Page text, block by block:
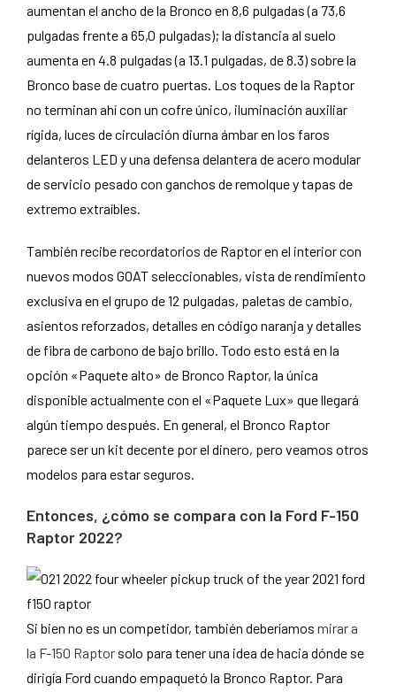
aumentan el ancho de la Bronco en 8,6 pulgadas (a 73,6
pulgadas frente a 65,0 pulgadas); la distancia al suelo
aumenta en 4.8 pulgadas (a 13.1 pulgadas, de 8.3) sobre la
Bronco base de cuatro puertas. Los toques de la Raptor
no terminan ahí con un cofre único, iluminación auxiliar
rígida, luces de circulación diurna ámbar en los faros
delanteros LED y una defensa delantera de acero modular
de servicio pesado con ganchos de remolque y tapas de
extremo extraíbles.
También recibe recordatorios de Raptor en el interior con
nuevos modos GOAT seleccionables, vista de rendimiento
exclusiva en el grupo de 12 pulgadas, paletas de cambio,
asientos reforzados, detalles en código naranja y detalles
de fibra de carbono de bajo brillo. Todo esto está en la
opción «Paquete alto» de Bronco Raptor, la única
disponible actualmente con el «Paquete Lux» que llegará
algún tiempo después. En general, el Bronco Raptor
parece ser un kit decente por el dinero, pero veamos otros
modelos para estar seguros.
Entonces, ¿cómo se compara con la Ford F-150
Raptor 2022?
Si bien no es un competidor, también deberíamos mirar a
la F-150 Raptor solo para tener una idea de hacia dónde se
dirigía Ford cuando empaquetó la Bronco Raptor. Para